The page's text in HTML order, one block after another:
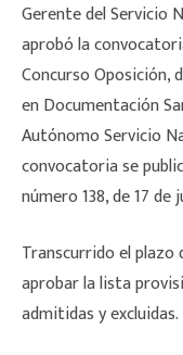
Gerente del Servicio
aprobó la
Concurso Oposición,
en Documentación
Autónomo Servicio
convocatoria se
número 138, de 17 de
Transcurrido el
aprobar la lista
admitidas y excluidas.